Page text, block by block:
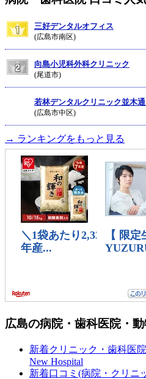
三好デンタルオフィス
(広島市南区)
向島小児科外科クリニック
(尾道市)
若林デンタルクリニック並木通
(広島市中区)
→ ランキングをもっと見る
広島の病院・歯科医院・
新着クリニック・歯科医院
New Hospital
新着口コミ(病院・クリニ